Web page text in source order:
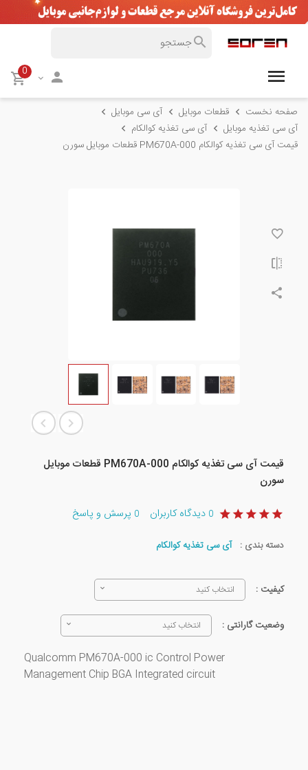
0
صفحه نخست قطعات موبایل
آی سی موبایل
آی سی تغذیه موبایل
آی سی تغذیه کوالکام
قیمت آی سی تغذیه کوالکام PM670A-000 قطعات موبایل سورن
قیمت آی سی تغذیه کوالکام PM670A-000 قطعات موبایل
سورن
0 دیدگاه کاربران 0 پرسش و پاسخ
دسته بندی : آی سی تغذیه کوالکام
کیفیت : انتخاب کنید
وضعیت گارانتی : انتخاب کنید
Qualcomm PM670A-000 ic Control Power
Management Chip BGA Integrated circuit